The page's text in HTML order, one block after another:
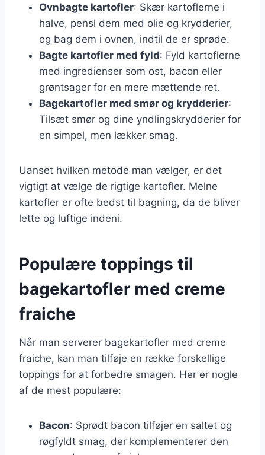
Ovnbagte kartofler: Skær kartoflerne i
halve, pensl dem med olie og krydderier,
og bag dem i ovnen, indtil de er sprøde.
Bagte kartofler med fyld: Fyld kartoflerne
med ingredienser som ost, bacon eller
grøntsager for en mere mættende ret.
Bagekartofler med smør og krydderier:
Tilsæt smør og dine yndlingskrydderier for
en simpel, men lækker smag.
Uanset hvilken metode man vælger, er det
vigtigt at vælge de rigtige kartofler. Melne
kartofler er ofte bedst til bagning, da de bliver
lette og luftige indeni.
Populære toppings til
bagekartofler med creme
fraiche
Når man serverer bagekartofler med creme
fraiche, kan man tilføje en række forskellige
toppings for at forbedre smagen. Her er nogle
af de mest populære:
Bacon: Sprødt bacon tilføjer en saltet og
røgfyldt smag, der komplementerer den